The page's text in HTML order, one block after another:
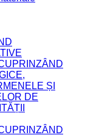
ȘI
DE